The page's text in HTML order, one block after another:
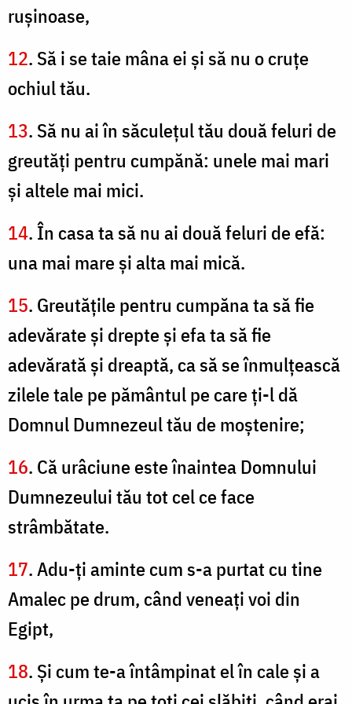
ruşinoase,
12. Să i se taie mâna ei şi să nu o cruţe
ochiul tău.
13. Să nu ai în săculeţul tău două feluri de
greutăţi pentru cumpănă: unele mai mari
şi altele mai mici.
14. În casa ta să nu ai două feluri de efă:
una mai mare şi alta mai mică.
15. Greutăţile pentru cumpăna ta să fie
adevărate şi drepte şi efa ta să fie
adevărată şi dreaptă, ca să se înmulţească
zilele tale pe pământul pe care ţi-l dă
Domnul Dumnezeul tău de moştenire;
16. Că urâciune este înaintea Domnului
Dumnezeului tău tot cel ce face
strâmbătate.
17. Adu-ți aminte cum s-a purtat cu tine
Amalec pe drum, când veneaţi voi din
Egipt,
18. Şi cum te-a întâmpinat el în cale şi a